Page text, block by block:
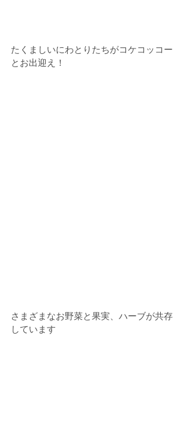
たくましいにわとりたちがコケコッコー
とお出迎え！
さまざまなお野菜と果実、ハーブが共存
しています